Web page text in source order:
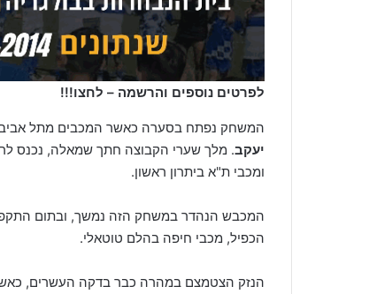
לפרטים נוספים והרשמה – לחצו!!!
המשחק נפתח בסערה כאשר המכבים מתל אביב
יעקב. מלך שערי הקבוצה חתך שמאלה, נכנס
ומכבי ת"א ביתרון ראשון.
המכבש הנהדר במשחק הזה נמשך, ובתום
הכפיל, מכבי חיפה בהלם טוטאלי.
הנזק הצטמצם במהרה כבר בדקה העשרים,